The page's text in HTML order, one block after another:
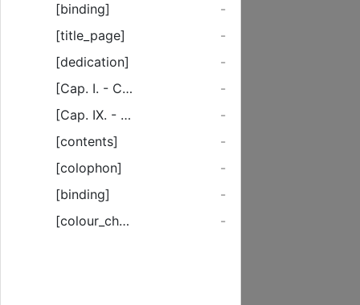
[binding]
-
[title_page]
-
[dedication]
-
[Cap. I. - Cap. VIII.]
-
[Cap. IX. - Cap. XV.]
-
[contents]
-
[colophon]
-
[binding]
-
[colour_checker]
-